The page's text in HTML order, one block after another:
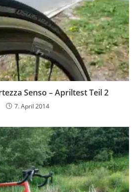
Senso – Apriltest Teil 2
7. April 2014